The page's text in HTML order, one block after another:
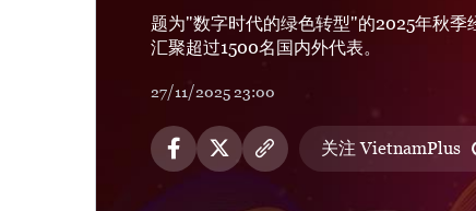
题为"数字时代的绿色转型"的2025年秋季
汇聚超过1500名国内外代表。
27/11/2025 23:00
关注 VietnamPlus